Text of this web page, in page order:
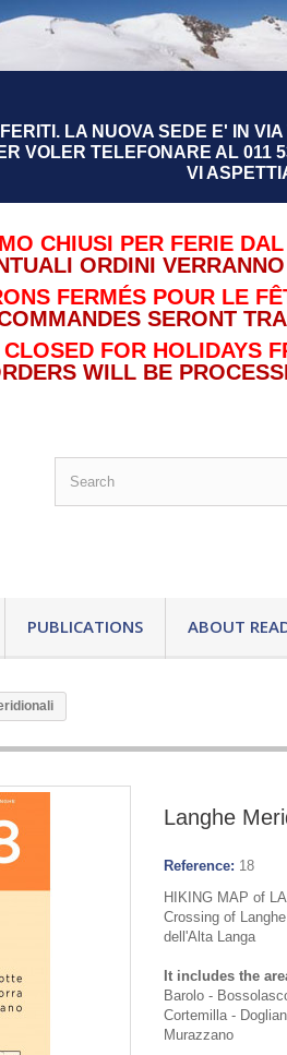
LA NUOVA SEDE E' IN
VOLER TELEFONARE AL 011
VI
CHIUSI PER FERIE
ORDINI
FERMÉS POUR LE
SERONT
FOR HOLIDAYS
WILL BE
PUBLICATIONS ABOUT
Langhe
Reference: 18
HIKING MAP of
Crossing of
dell'Alta Langa
It includes the
Barolo -
Cortemilla -
Murazzano